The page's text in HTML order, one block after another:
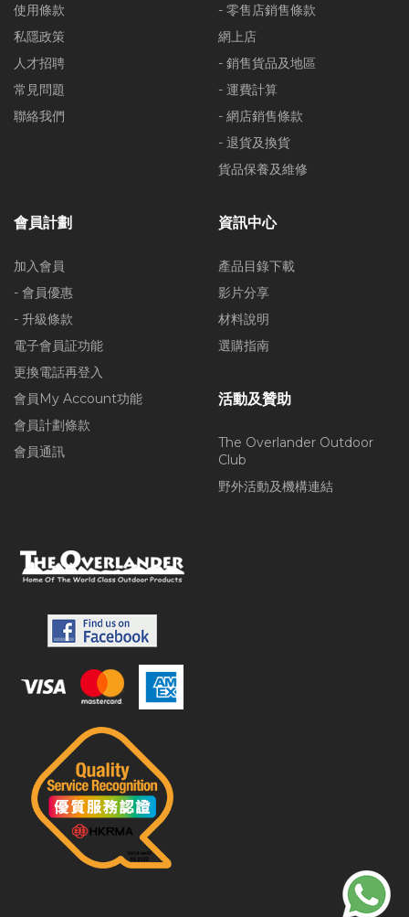
使用條款
私隱政策
人才招聘
常見問題
聯絡我們
- 零售店銷售條款
網上店
- 銷售貨品及地區
- 運費計算
- 網店銷售條款
- 退貨及換貨
貨品保養及維修
會員計劃
加入會員
- 會員優惠
- 升級條款
電子會員証功能
更換電話再登入
會員My Account功能
會員計劃條款
會員通訊
資訊中心
產品目錄下載
影片分享
材料說明
選購指南
活動及贊助
The Overlander Outdoor
Club
野外活動及機構連結